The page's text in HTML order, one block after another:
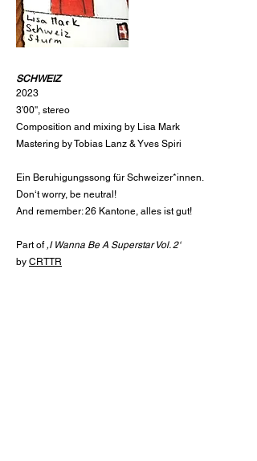
SCHWEIZ
2023
3'00'', stereo
Composition and mixing by Lisa Mark
Mastering by Tobias Lanz & Yves Spiri
Ein Beruhigungssong für Schweizer*innen.
Don‘t worry, be neutral!
And remember: 26 Kantone, alles ist gut!
Part of‚I Wanna Be A Superstar Vol. 2‘
by CRTTR